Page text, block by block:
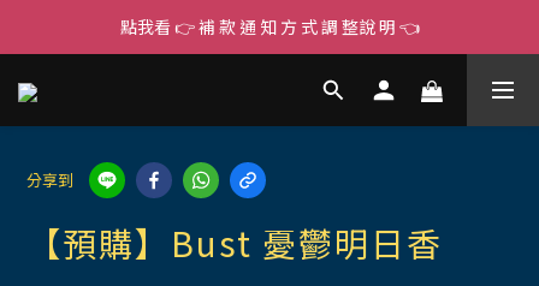
點我看 👉 補 款 通 知 方 式 調 整說 明 👈
分享到
【預購】Bust 憂鬱明日香